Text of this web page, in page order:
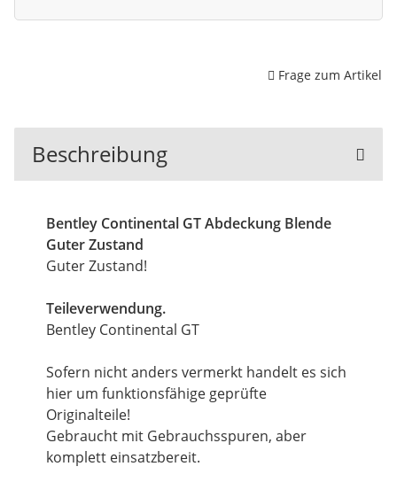
Frage zum Artikel
Beschreibung
Bentley Continental GT Abdeckung Blende
Guter Zustand
Guter Zustand!
Teileverwendung.
Bentley Continental GT
Sofern nicht anders vermerkt handelt es sich
hier um funktionsfähige geprüfte
Originalteile!
Gebraucht mit Gebrauchsspuren, aber
komplett einsatzbereit.